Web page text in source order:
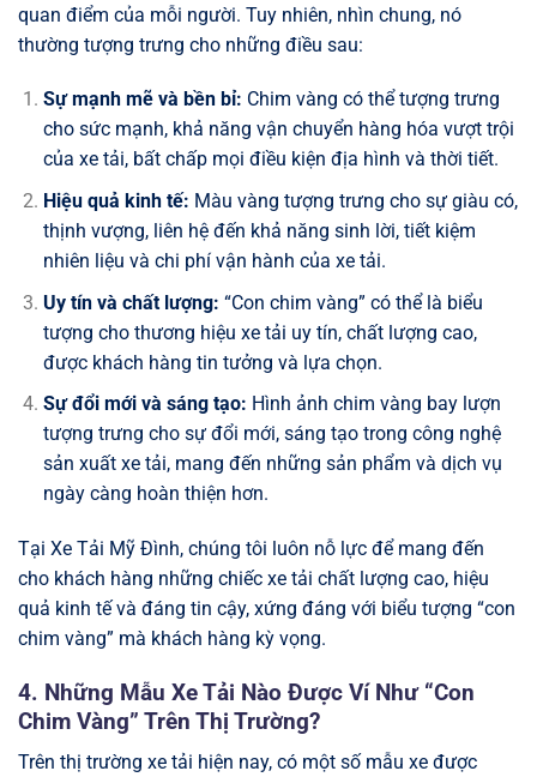
quan điểm của mỗi người. Tuy nhiên, nhìn chung, nó
thường tượng trưng cho những điều sau:
Sự mạnh mẽ và bền bỉ: Chim vàng có thể tượng trưng
cho sức mạnh, khả năng vận chuyển hàng hóa vượt trội
của xe tải, bất chấp mọi điều kiện địa hình và thời tiết.
Hiệu quả kinh tế: Màu vàng tượng trưng cho sự giàu có,
thịnh vượng, liên hệ đến khả năng sinh lời, tiết kiệm
nhiên liệu và chi phí vận hành của xe tải.
Uy tín và chất lượng: “Con chim vàng” có thể là biểu
tượng cho thương hiệu xe tải uy tín, chất lượng cao,
được khách hàng tin tưởng và lựa chọn.
Sự đổi mới và sáng tạo: Hình ảnh chim vàng bay lượn
tượng trưng cho sự đổi mới, sáng tạo trong công nghệ
sản xuất xe tải, mang đến những sản phẩm và dịch vụ
ngày càng hoàn thiện hơn.
Tại Xe Tải Mỹ Đình, chúng tôi luôn nỗ lực để mang đến
cho khách hàng những chiếc xe tải chất lượng cao, hiệu
quả kinh tế và đáng tin cậy, xứng đáng với biểu tượng “con
chim vàng” mà khách hàng kỳ vọng.
4. Những Mẫu Xe Tải Nào Được Ví Như “Con
Chim Vàng” Trên Thị Trường?
Trên thị trường xe tải hiện nay, có một số mẫu xe được